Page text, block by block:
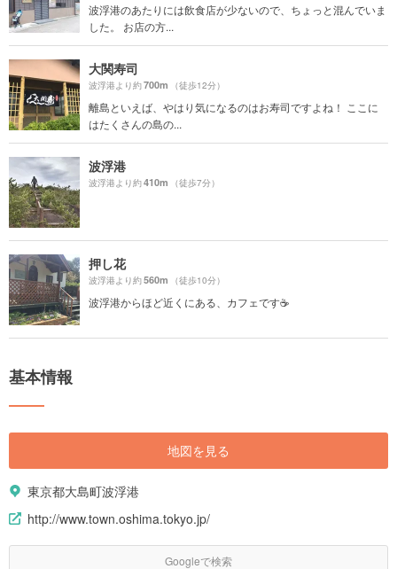
波浮港のあたりには飲食店が少ないので、ちょっと混んでいま
した。 お店の方...
大関寿司
波浮港より約700m （徒歩12分）
離島といえば、やはり気になるのはお寿司ですよね！ ここに
はたくさんの島の...
波浮港
波浮港より約410m （徒歩7分）
押し花
波浮港より約560m （徒歩10分）
波浮港からほど近くにある、カフェです☕️
基本情報
地図を見る
東京都大島町波浮港
http://www.town.oshima.tokyo.jp/
Googleで検索